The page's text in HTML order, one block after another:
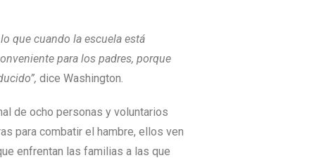
que cuando la escuela está
para los padres, porque
dice Washington.
de ocho personas y voluntarios
para combatir el hambre, ellos ven
enfrentan las familias a las que